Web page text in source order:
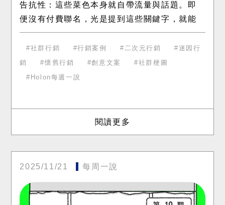
告抗性：這些菜色本身就自帶流量與話題。即
便沒有付費聯名，光是提到這些關鍵字，就能
瞬間勾起大眾的童年回憶與共鳴 具有高度被收
藏的價值：粉絲看到這種新穎的
社群行銷 行銷案例 二次元行銷
迷因行
銷
懷舊行銷 創意文案
社群梗圖
Holon每週一說
閱讀更多
2025/11/21 每周一說